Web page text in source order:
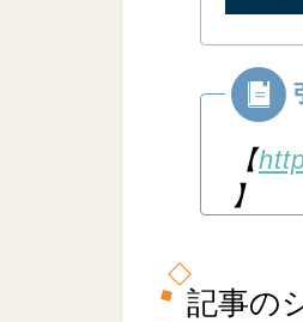
【
】
記事の